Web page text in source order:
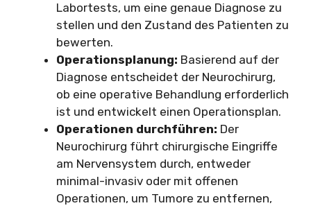
Labortests, um eine genaue Diagnose zu
stellen und den Zustand des Patienten zu
bewerten.
Operationsplanung: Basierend auf der
Diagnose entscheidet der Neurochirurg,
ob eine operative Behandlung erforderlich
ist und entwickelt einen Operationsplan.
Operationen durchführen: Der
Neurochirurg führt chirurgische Eingriffe
am Nervensystem durch, entweder
minimal-invasiv oder mit offenen
Operationen, um Tumore zu entfernen,